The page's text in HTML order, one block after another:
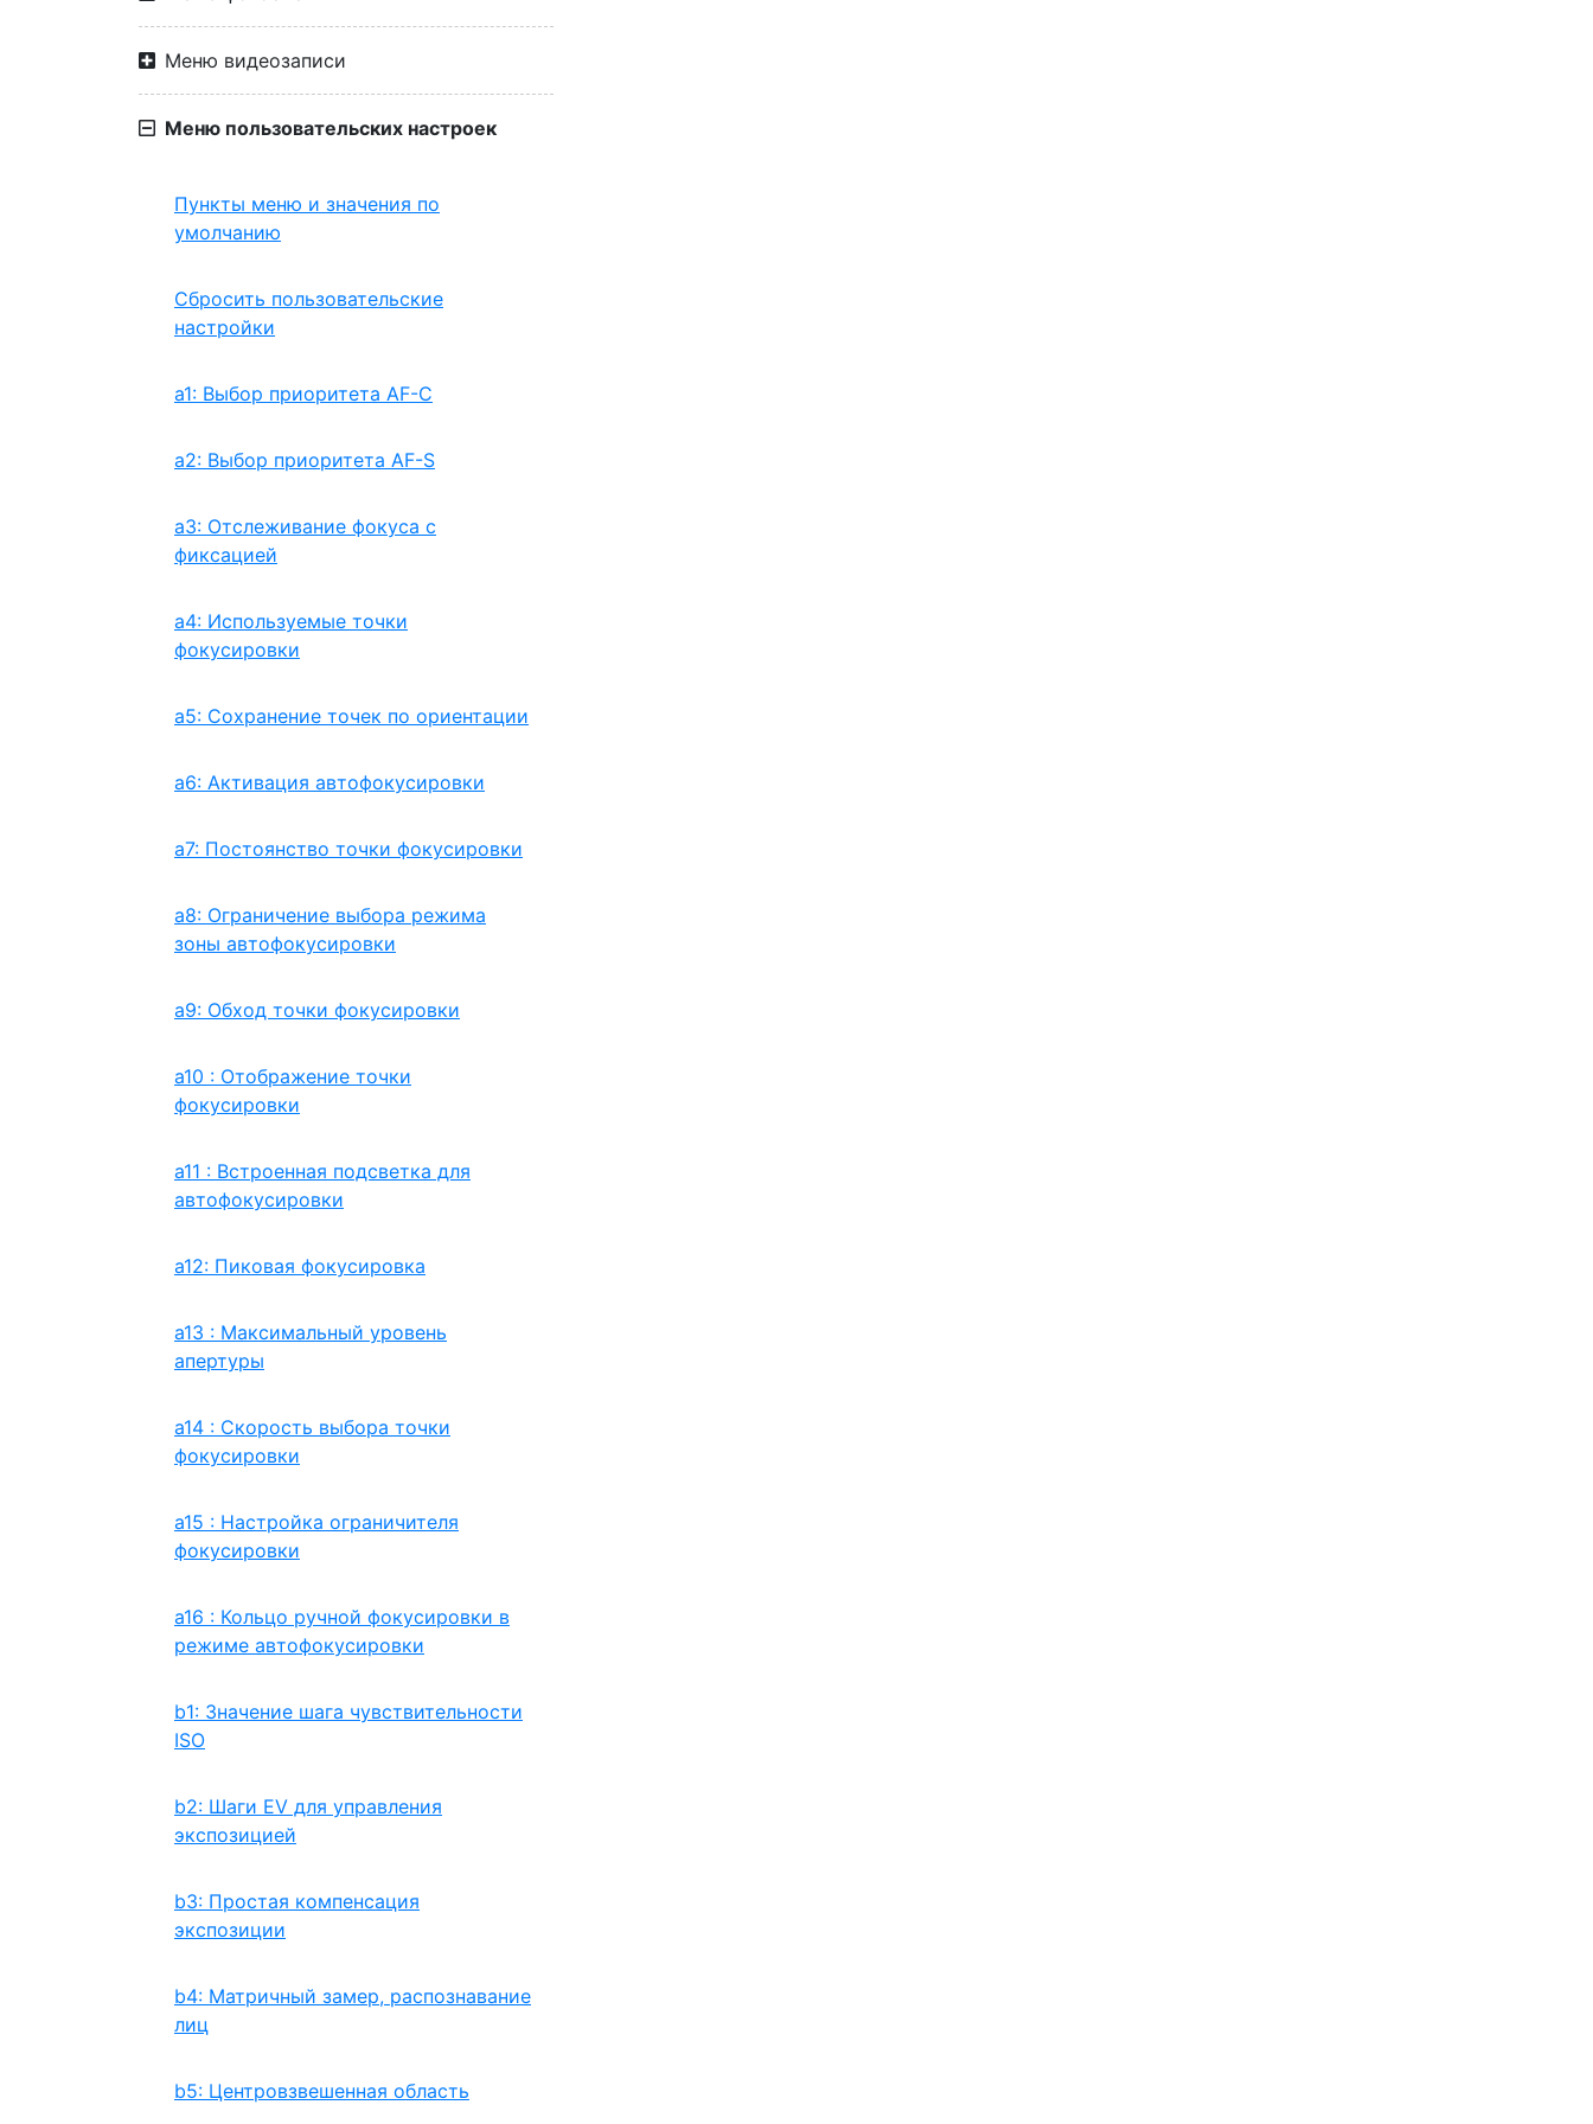
Меню видеозаписи
Меню пользовательских настроек
Пункты меню и значения по
умолчанию
Сбросить пользовательские
настройки
a1: Выбор приоритета AF-C
a2: Выбор приоритета AF-S
a3: Отслеживание фокуса с
фиксацией
a4: Используемые точки
фокусировки
a5: Сохранение точек по ориентации
a6: Активация автофокусировки
a7: Постоянство точки фокусировки
a8: Ограничение выбора режима
зоны автофокусировки
a9: Обход точки фокусировки
a10 : Отображение точки
фокусировки
a11 : Встроенная подсветка для
автофокусировки
a12: Пиковая фокусировка
a13 : Максимальный уровень
апертуры
a14 : Скорость выбора точки
фокусировки
a15 : Настройка ограничителя
фокусировки
a16 : Кольцо ручной фокусировки в
режиме автофокусировки
b1: Значение шага чувствительности
ISO
b2: Шаги EV для управления
экспозицией
b3: Простая компенсация
экспозиции
b4: Матричный замер, распознавание
лиц
b5: Центровзвешенная область